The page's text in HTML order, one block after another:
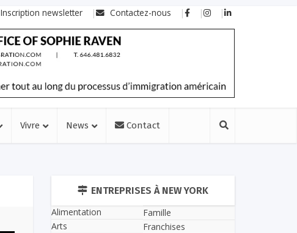
Inscription newsletter Contactez-nous
Vivre News Contact
ENTREPRISES À NEW YORK
Alimentation
Arts
Famille
Franchises